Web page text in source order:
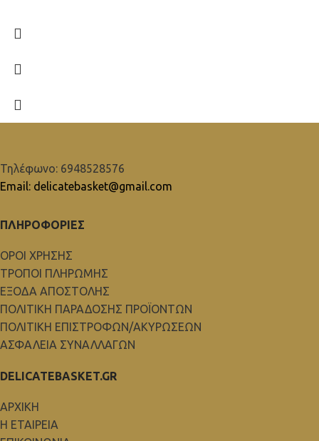
Τηλέφωνο: 6948528576
Email: delicatebasket@gmail.com
ΠΛΗΡΟΦΟΡΙΕΣ
ΟΡΟΙ ΧΡΗΣΗΣ
ΤΡΟΠΟΙ ΠΛΗΡΩΜΗΣ
ΕΞΟΔΑ ΑΠΟΣΤΟΛΗΣ
ΠΟΛΙΤΙΚΗ ΠΑΡΑΔΟΣΗΣ ΠΡΟΪΟΝΤΩΝ
ΠΟΛΙΤΙΚΗ ΕΠΙΣΤΡΟΦΩΝ/ΑΚΥΡΩΣΕΩΝ
ΑΣΦΑΛΕΙΑ ΣΥΝΑΛΛΑΓΩΝ
DELICATEBASKET.GR
ΑΡΧΙΚΗ
Η ΕΤΑΙΡΕΙΑ